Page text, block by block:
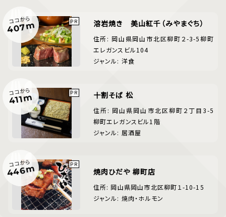
ココから
407m 溶岩焼き 美山紅千（みやまぐち）
住所: 岡山県岡山市北区柳町２-3-5柳町
エレガンスビル104
ジャンル: 洋食
ココから
411m 十割そば 松
住所: 岡山県岡山市北区柳町２丁目3-5
柳町エレガンスビル1階
ジャンル: 居酒屋
ココから
446m 焼肉ひだや 柳町店
住所: 岡山県岡山市北区柳町１-10-15
ジャンル: 焼肉・ホルモン